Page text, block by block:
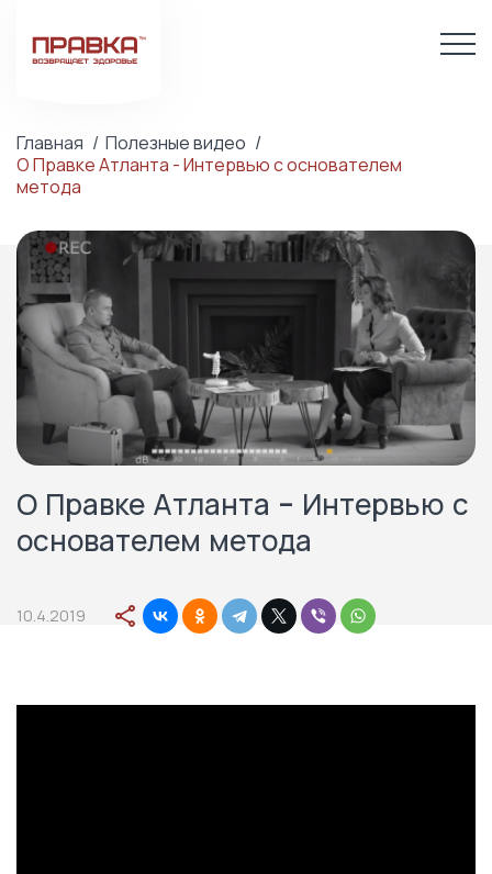
Главная
Полезные видео
О Правке Атланта - Интервью с основателем
метода
О Правке Атланта - Интервью с
основателем метода
10.4.2019